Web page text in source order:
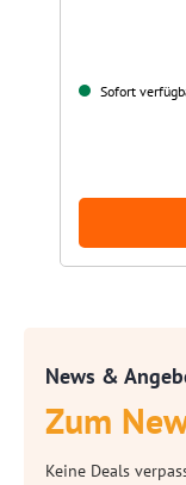
Sofort
News &
Zum
Keine Deals